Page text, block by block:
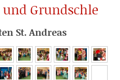
Grundschle
St. Andreas